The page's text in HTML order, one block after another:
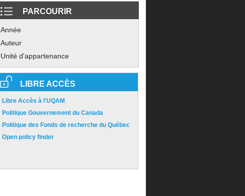
PARCOURIR
Année
Auteur
Unité d'appartenance
LIBRE ACCÈS
Libre Accès à l'UQAM
Politique Gouvernement du Canada
Politique des Fonds de recherche du Québec
Open policy finder